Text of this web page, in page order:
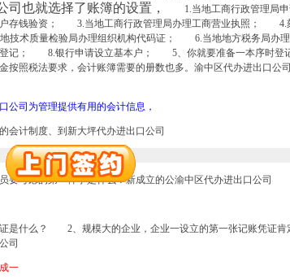
司也就选择了账簿的设置，
1.当地工商行政管理局
户存钱验资； 3.当地工商行政管理局办理工商营业执照； 4.
术质量检验局办理组织机构代码证； 6.当地地方税务局办
登记； 8.银行申请设立基本户； 5、你就要准备一本序时登
按照税法要求，会计账簿需要的册数也多。渝中区代办进出口公司
公司为管理提供有用的会计信息，
会计制度、到新大坪代办进出口公司
要考虑的第一件事是什么？新成立的公渝中区代办进出口公司
是什么？ 2、规模大的企业，企业一设立的第一张记账凭证肯
司
一